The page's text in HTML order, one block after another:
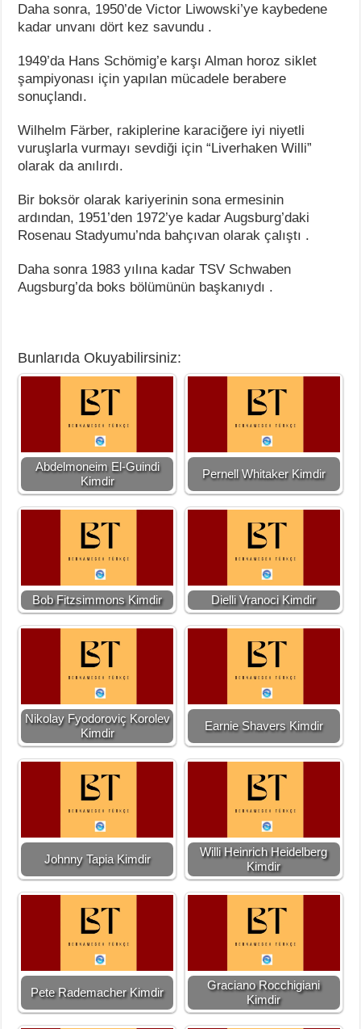
Daha sonra, 1950’de Victor Liwowski’ye kaybedene
kadar unvanı dört kez savundu .
1949’da Hans Schömig’e karşı Alman horoz siklet
şampiyonası için yapılan mücadele berabere
sonuçlandı.
Wilhelm Färber, rakiplerine karaciğere iyi niyetli
vuruşlarla vurmayı sevdiği için “Liverhaken Willi”
olarak da anılırdı.
Bir boksör olarak kariyerinin sona ermesinin
ardından, 1951’den 1972’ye kadar Augsburg’daki
Rosenau Stadyumu’nda bahçıvan olarak çalıştı .
Daha sonra 1983 yılına kadar TSV Schwaben
Augsburg’da boks bölümünün başkanıydı .
Bunlarıda Okuyabilirsiniz:
Abdelmoneim El-Guindi
Kimdir
Pernell Whitaker Kimdir
Bob Fitzsimmons Kimdir Dielli Vranoci Kimdir
Nikolay Fyodoroviç Korolev
Kimdir
Earnie Shavers Kimdir
Johnny Tapia Kimdir
Willi Heinrich Heidelberg
Kimdir
Pete Rademacher Kimdir
Graciano Rocchigiani
Kimdir